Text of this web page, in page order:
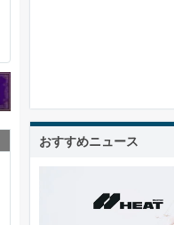
おすすめニュース